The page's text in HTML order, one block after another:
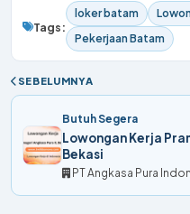
Tags:
loker batam
Pekerjaan Batam
SEBELUMNYA
Butuh Segera
Lowongan Kerja
Bekasi
PT Angkasa Pura